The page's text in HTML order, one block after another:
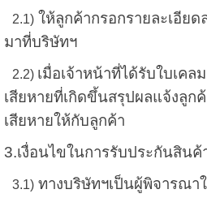
2.1)ให้ลูกค้ากรอกรายละเอียด
มาที่บริษัทฯ
2.2) เมื่อเจ้าหน้าที่ได้รับใบเค
เสียหายที่เกิดขึ้นสรุปผลแจ้งลูก
เสียหายให้กับลูกค้า
3.เงื่อนไขในการรับประกันสินค้
3.1)ทางบริษัทฯเป็นผู้พิจารณา